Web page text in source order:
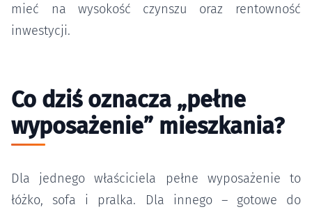
mieć na wysokość czynszu oraz rentowność
inwestycji.
Co dziś oznacza „pełne
wyposażenie” mieszkania?
Dla jednego właściciela pełne wyposażenie to
łóżko, sofa i pralka. Dla innego – gotowe do